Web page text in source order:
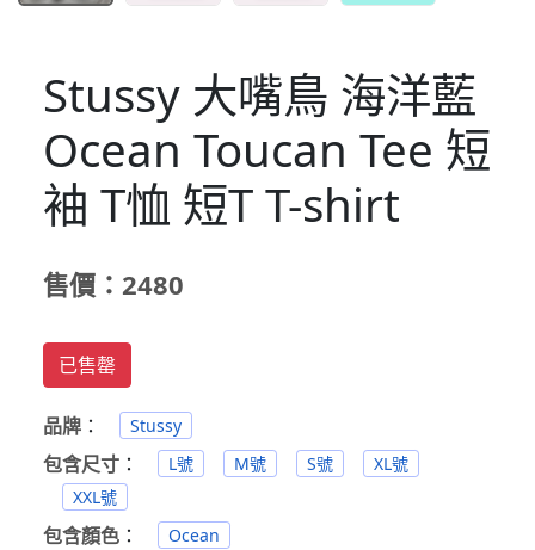
Stussy 大嘴鳥 海洋藍
Ocean Toucan Tee 短
袖 T恤 短T T-shirt
售價：2480
已售罄
品牌 ： Stussy
包含尺寸 ： L號 M號 S號
XL號
XXL號
包含顏色 ： Ocean